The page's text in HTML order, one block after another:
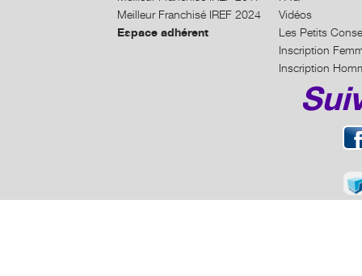
Meilleur Franchisé IREF 2024
Espace adhérent
Vidéos
Les Petits
Inscription
Inscription